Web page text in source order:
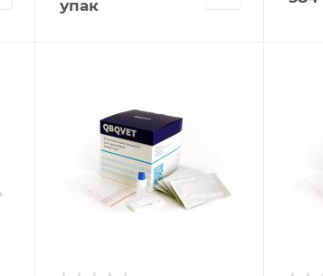
упак